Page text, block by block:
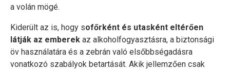
a volán mögé.
Kiderült az is, hogy sofőrként és utasként eltérően
látják az emberek az alkoholfogyasztásra, a biztonsági
öv használatára és a zebrán való elsőbbségadásra
vonatkozó szabályok betartását. Akik jellemzően csak